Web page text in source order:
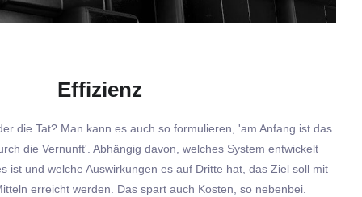
Effizienz
die Tat? Man kann es auch so formulieren, 'am Anfang ist das
die Vernunft'. Abhängig davon, welches System entwickelt
ist und welche Auswirkungen es auf Dritte hat, das Ziel soll mit
erreicht werden. Das spart auch Kosten, so nebenbei.